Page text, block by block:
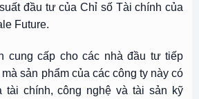
đầu tư của Chỉ số Tài chính của
Future.
cung cấp cho các nhà đầu tư tiếp
sản phẩm của các công ty này có
tài chính, công nghệ và tài sản kỹ